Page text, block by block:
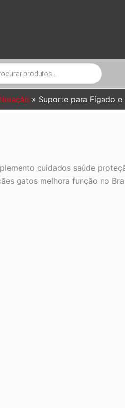
Suporte para Fígado
cuidados saúde
gatos melhora função no